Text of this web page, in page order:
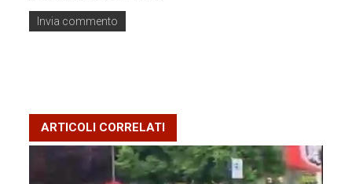
ARTICOLI CORRELATI